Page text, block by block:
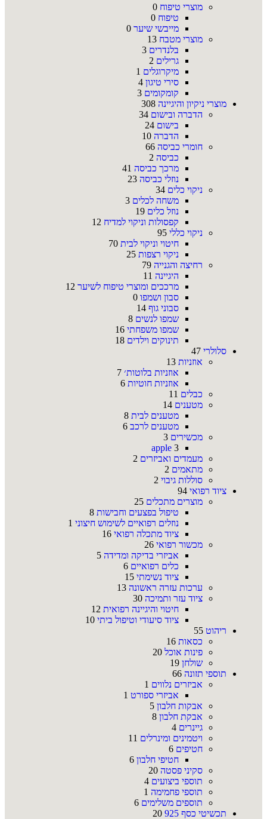
מוצרי טיפוח 0
טיפוח 0
מייבשי שיער 0
מוצרי מטבח 13
בלנדרים 3
גרילים 2
מיקרוגלים 1
סירי טיגון 4
קומקומים 3
מוצרי ניקיון והיגיינה 308
הדברה ובישום 34
בישום 24
הדברה 10
חומרי כביסה 66
כביסה 2
מרכך כביסה 41
נוזלי כביסה 23
ניקוי כלים 34
משחה לכלים 3
נוזל כלים 19
קפסולות וניקוי למדיח 12
ניקוי כללי 95
חיטוי וניקוי לבית 70
ניקוי רצפות 25
רחיצה והגנייה 79
היגיינה 11
מרככים ומוצרי טיפוח לשיער 12
סבון ושמפו 0
סבוני גוף 14
שמפו לנשים 8
שמפו משפחתי 16
תינוקים וילדים 18
סלולרי 47
אוזניות 13
אוזניות בלוטות׳ 7
אוזניות חוטיות 6
כבלים 11
מטענים 14
מטענים לבית 8
מטענים לרכב 6
מכשירים 3
apple 3
מעמדים ואביזרים 2
מתאמים 2
סוללות גיבוי 2
ציוד רפואי 94
מוצרים מתכלים 25
טיפול בפצעים וחבישות 8
נוזלים רפואיים לשימוש חיצוני 1
ציוד מתכלה רפואי 16
מכשור רפואי 26
אביזרי בדיקה ומדידה 5
כלים רפואיים 6
ציוד נשימתי 15
ערכות עזרה ראשונה 13
ציוד עזר ותמיכה 30
חיטוי והיגיינה רפואית 12
ציוד סיעודי וטיפול ביתי 10
ריהוט 55
כסאות 16
פינות אוכל 20
שולחן 19
תוספי תזונה 66
אביזרים נלווים 1
אביזרי ספורט 1
אבקות חלבון 5
אבקת חלבון 8
גיינרים 4
ויטמינים ומינרלים 11
חטיפים 6
חטיפי חלבון 6
סקיני פסטה 20
תוספי ביצועים 4
תוספי פחמימה 1
תוספים משלימים 6
תכשיטי כסף 925
20